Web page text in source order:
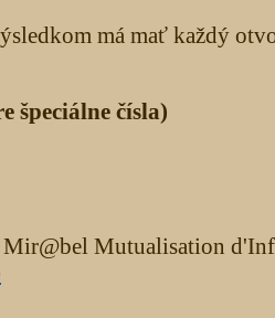
má mať každý
špeciálne čísla)
Mutualisation